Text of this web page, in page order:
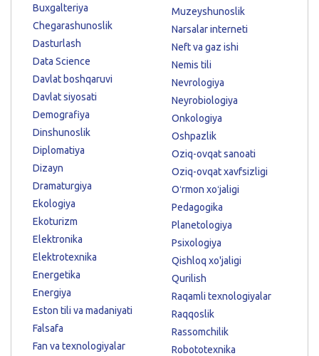
Buxgalteriya
Chegarashunoslik
Dasturlash
Data Science
Davlat boshqaruvi
Davlat siyosati
Demografiya
Dinshunoslik
Diplomatiya
Dizayn
Dramaturgiya
Ekologiya
Ekoturizm
Elektronika
Elektrotexnika
Energetika
Energiya
Eston tili va madaniyati
Falsafa
Fan va texnologiyalar
Muzeyshunoslik
Narsalar interneti
Neft va gaz ishi
Nemis tili
Nevrologiya
Neyrobiologiya
Onkologiya
Oshpazlik
Oziq-ovqat sanoati
Oziq-ovqat xavfsizligi
Oʻrmon xoʻjaligi
Pedagogika
Planetologiya
Psixologiya
Qishloq xo'jaligi
Qurilish
Raqamli texnologiyalar
Raqqoslik
Rassomchilik
Robototexnika